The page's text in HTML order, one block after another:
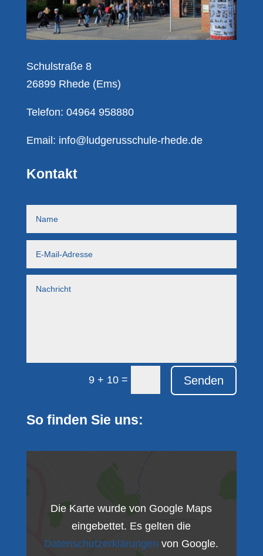
Schulstraße 8
26899 Rhede (Ems)
Telefon: 04964 958880
Email: info@ludgerusschule-rhede.de
Kontakt
9 + 10 = Senden
So finden Sie uns:
Die Karte wurde von Google Maps
eingebettet. Es gelten die
Datenschutzerklärungen von Google.